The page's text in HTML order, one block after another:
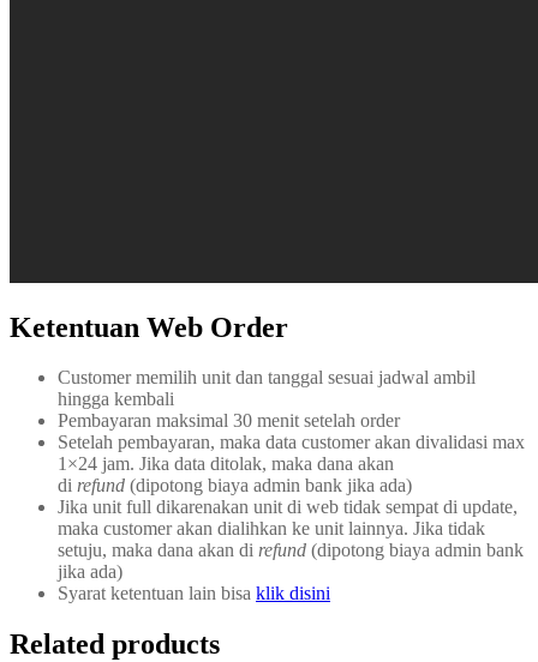
Ketentuan Web Order
Customer memilih unit dan tanggal sesuai jadwal ambil
hingga kembali
Pembayaran maksimal 30 menit setelah order
Setelah pembayaran, maka data customer akan divalidasi max
1×24 jam. Jika data ditolak, maka dana akan
di refund (dipotong biaya admin bank jika ada)
Jika unit full dikarenakan unit di web tidak sempat di update,
maka customer akan dialihkan ke unit lainnya. Jika tidak
setuju, maka dana akan di refund (dipotong biaya admin bank
jika ada)
Syarat ketentuan lain bisa klik disini
Related products